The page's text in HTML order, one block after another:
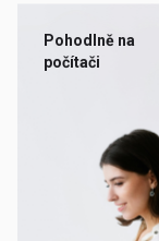
Pohodlně na
počítači